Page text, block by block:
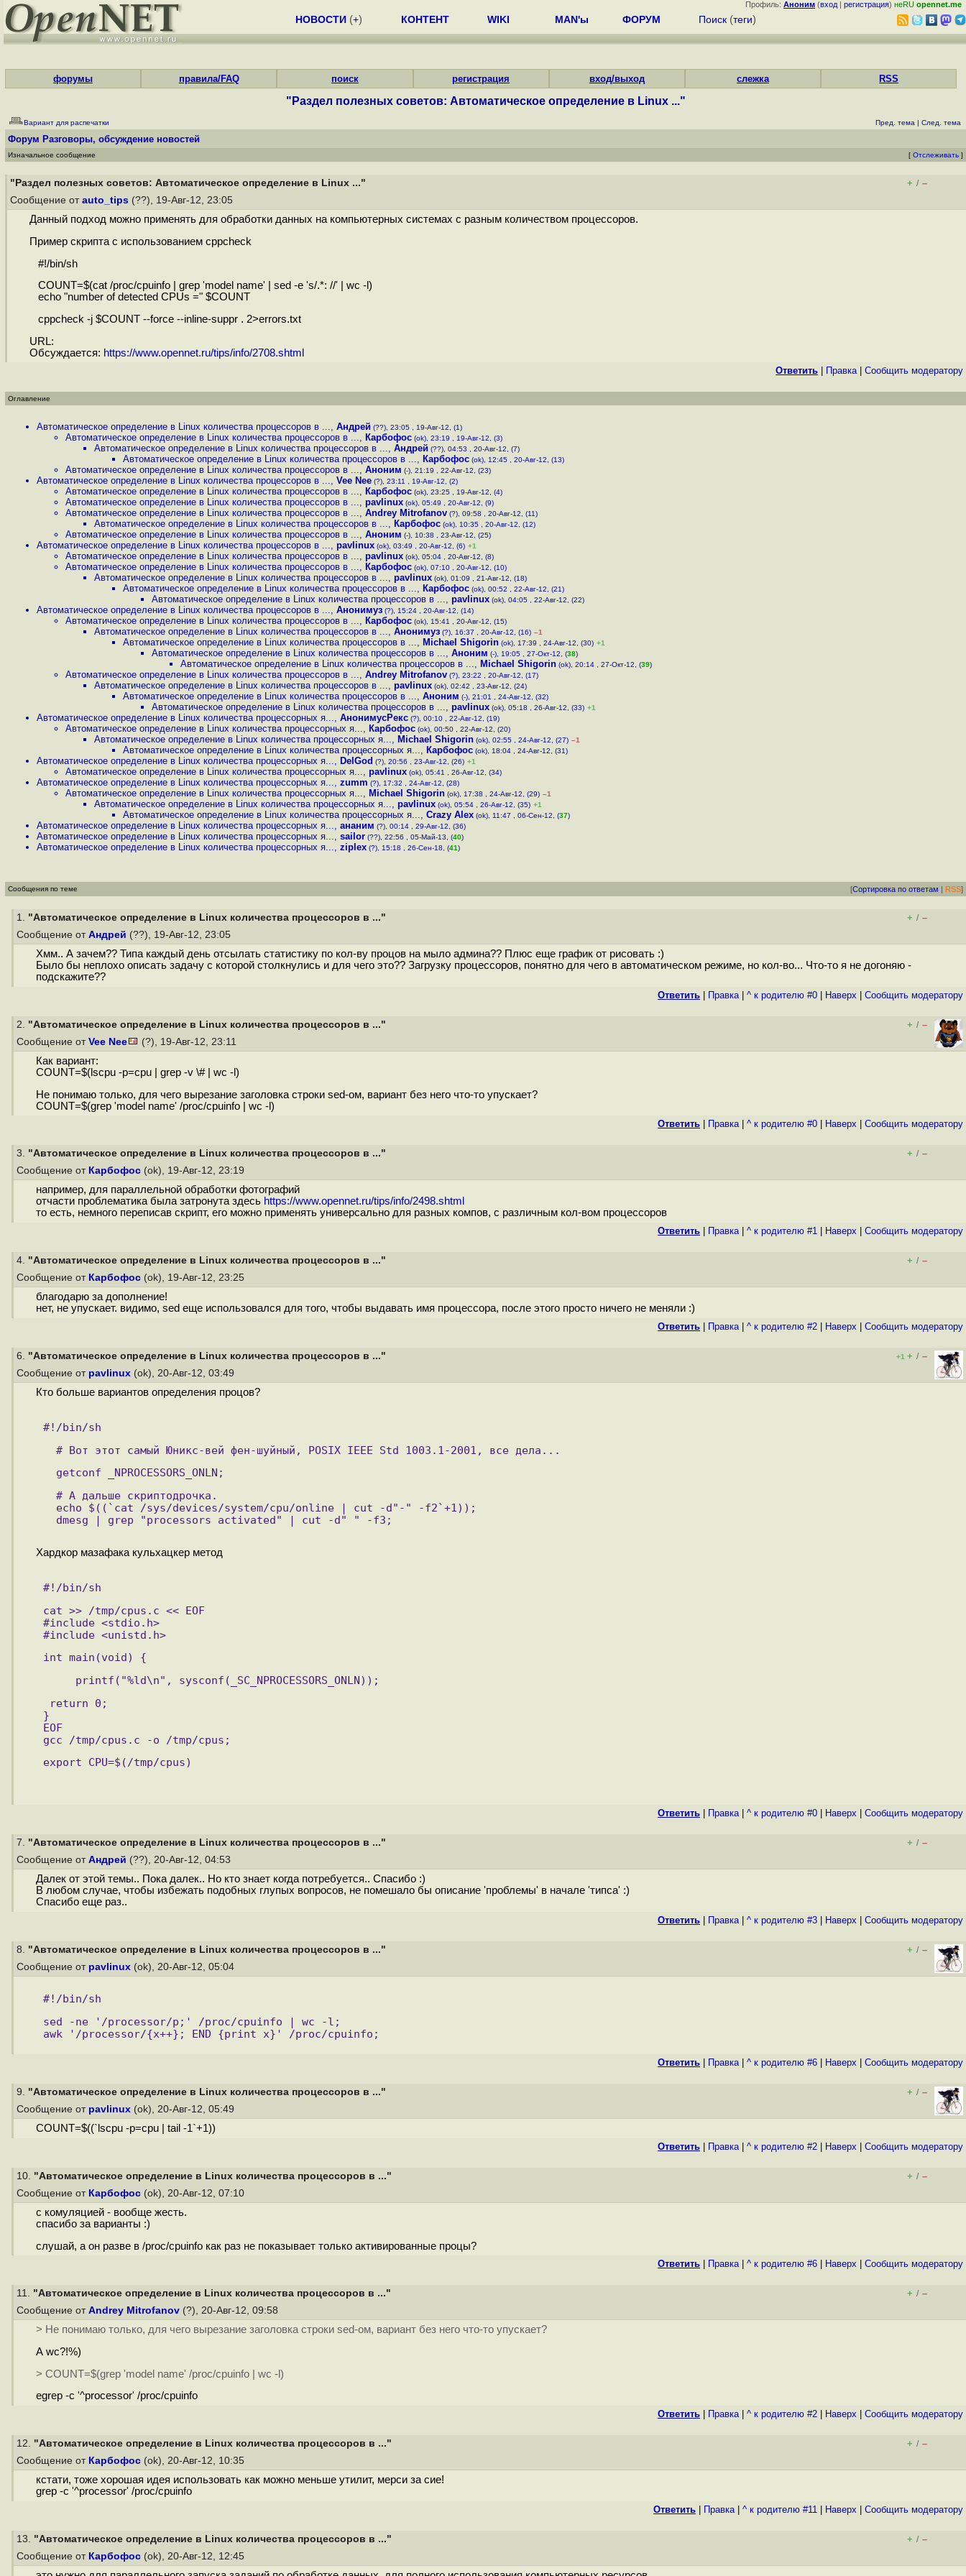
Профиль: Аноним (вход | регистрация) неRU opennet.me
НОВОСТИ (+) КОНТЕНТ WIKI MAN'ы ФОРУМ Поиск (теги)
форумы правила/FAQ поиск регистрация вход/выход слежка RSS
"Раздел полезных советов: Автоматическое определение в Linux ..."
Вариант для распечатки Пред. тема | След. тема
Форум Разговоры, обсуждение новостей
Изначальное сообщение [ Отслеживать ]
"Раздел полезных советов: Автоматическое определение в Linux ..." + / –
Сообщение от auto_tips (??), 19-Авг-12, 23:05
Данный подход можно применять для обработки данных на компьютерных системах с разным количеством процессоров.
Пример скрипта с использованием cppcheck
#!/bin/sh
COUNT=$(cat /proc/cpuinfo | grep 'model name' | sed -e 's/.*: //' | wc -l)
echo "number of detected CPUs =" $COUNT
cppcheck -j $COUNT --force --inline-suppr . 2>errors.txt
URL:
Обсуждается: https://www.opennet.ru/tips/info/2708.shtml
Ответить Правка| Cообщить модератору
Оглавление
Автоматическое определение в Linux количества процессоров в ..., Андрей (??), 23:05 , 19-Авг-12, (1)
Автоматическое определение в Linux количества процессоров в ..., Карбофос (ok), 23:19 , 19-Авг-12, (3)
Автоматическое определение в Linux количества процессоров в ..., Андрей (??), 04:53 , 20-Авг-12, (7)
Автоматическое определение в Linux количества процессоров в ..., Карбофос (ok), 12:45 , 20-Авг-12, (13)
Автоматическое определение в Linux количества процессоров в ..., Аноним (-), 21:19 , 22-Авг-12, (23)
Автоматическое определение в Linux количества процессоров в ..., Vee Nee (?), 23:11 , 19-Авг-12, (2)
Автоматическое определение в Linux количества процессоров в ..., Карбофос (ok), 23:25 , 19-Авг-12, (4)
Автоматическое определение в Linux количества процессоров в ..., pavlinux (ok), 05:49 , 20-Авг-12, (9)
Автоматическое определение в Linux количества процессоров в ..., Andrey Mitrofanov (?), 09:58 , 20-Авг-12, (11)
Автоматическое определение в Linux количества процессоров в ..., Карбофос (ok), 10:35 , 20-Авг-12, (12)
Автоматическое определение в Linux количества процессоров в ..., Аноним (-), 10:38 , 23-Авг-12, (25)
Автоматическое определение в Linux количества процессоров в ..., pavlinux (ok), 03:49 , 20-Авг-12, (6) +1
Автоматическое определение в Linux количества процессоров в ..., pavlinux (ok), 05:04 , 20-Авг-12, (8)
Автоматическое определение в Linux количества процессоров в ..., Карбофос (ok), 07:10 , 20-Авг-12, (10)
Автоматическое определение в Linux количества процессоров в ..., pavlinux (ok), 01:09 , 21-Авг-12, (18)
Автоматическое определение в Linux количества процессоров в ..., Карбофос (ok), 00:52 , 22-Авг-12, (21)
Автоматическое определение в Linux количества процессоров в ..., pavlinux (ok), 04:05 , 22-Авг-12, (22)
Автоматическое определение в Linux количества процессоров в ..., Анонимуз (?), 15:24 , 20-Авг-12, (14)
Автоматическое определение в Linux количества процессоров в ..., Карбофос (ok), 15:41 , 20-Авг-12, (15)
Автоматическое определение в Linux количества процессоров в ..., Анонимуз (?), 16:37 , 20-Авг-12, (16) –1
Автоматическое определение в Linux количества процессоров в ..., Michael Shigorin (ok), 17:39 , 24-Авг-12, (30) +1
Автоматическое определение в Linux количества процессоров в ..., Аноним (-), 19:05 , 27-Окт-12, (38)
Автоматическое определение в Linux количества процессоров в ..., Michael Shigorin (ok), 20:14 , 27-Окт-12, (39)
Автоматическое определение в Linux количества процессоров в ..., Andrey Mitrofanov (?), 23:22 , 20-Авг-12, (17)
Автоматическое определение в Linux количества процессоров в ..., pavlinux (ok), 02:42 , 23-Авг-12, (24)
Автоматическое определение в Linux количества процессоров в ..., Аноним (-), 21:01 , 24-Авг-12, (32)
Автоматическое определение в Linux количества процессоров в ..., pavlinux (ok), 05:18 , 26-Авг-12, (33) +1
Автоматическое определение в Linux количества процессорных я..., АнонимусРекс (?), 00:10 , 22-Авг-12, (19)
Автоматическое определение в Linux количества процессорных я..., Карбофос (ok), 00:50 , 22-Авг-12, (20)
Автоматическое определение в Linux количества процессорных я..., Michael Shigorin (ok), 02:55 , 24-Авг-12, (27) –1
Автоматическое определение в Linux количества процессорных я..., Карбофос (ok), 18:04 , 24-Авг-12, (31)
Автоматическое определение в Linux количества процессорных я..., DelGod (?), 20:56 , 23-Авг-12, (26) +1
Автоматическое определение в Linux количества процессорных я..., pavlinux (ok), 05:41 , 26-Авг-12, (34)
Автоматическое определение в Linux количества процессорных я..., zumm (?), 17:32 , 24-Авг-12, (28)
Автоматическое определение в Linux количества процессорных я..., Michael Shigorin (ok), 17:38 , 24-Авг-12, (29) –1
Автоматическое определение в Linux количества процессорных я..., pavlinux (ok), 05:54 , 26-Авг-12, (35) +1
Автоматическое определение в Linux количества процессорных я..., Crazy Alex (ok), 11:47 , 06-Сен-12, (37)
Автоматическое определение в Linux количества процессорных я..., ананим (?), 00:14 , 29-Авг-12, (36)
Автоматическое определение в Linux количества процессорных я..., sailor (??), 22:56 , 05-Май-13, (40)
Автоматическое определение в Linux количества процессорных я..., ziplex (?), 15:18 , 26-Сен-18, (41)
Сообщения по теме [Сортировка по ответам | RSS]
1. "Автоматическое определение в Linux количества процессоров в ..." + / –
Сообщение от Андрей (??), 19-Авг-12, 23:05
Хмм.. А зачем?? Типа каждый день отсылать статистику по кол-ву процов на мыло админа?? Плюс еще график от рисовать :)
Было бы неплохо описать задачу с которой столкнулись и для чего это?? Загрузку процессоров, понятно для чего в автоматическом режиме, но кол-во... Что-то я не догоняю -
подскажите??
Ответить Правка| ^ к родителю #0 Наверх Cообщить модератору
2. "Автоматическое определение в Linux количества процессоров в ..." + / –
Сообщение от Vee Nee (?), 19-Авг-12, 23:11
Как вариант:
COUNT=$(lscpu -p=cpu | grep -v \# | wc -l)
Не понимаю только, для чего вырезание заголовка строки sed-ом, вариант без него что-то упускает?
COUNT=$(grep 'model name' /proc/cpuinfo | wc -l)
Ответить Правка| ^ к родителю #0 Наверх Cообщить модератору
3. "Автоматическое определение в Linux количества процессоров в ..." + / –
Сообщение от Карбофос (ok), 19-Авг-12, 23:19
например, для параллельной обработки фотографий
отчасти проблематика была затронута здесь https://www.opennet.ru/tips/info/2498.shtml
то есть, немного переписав скрипт, его можно применять универсально для разных компов, с различным кол-вом процессоров
Ответить Правка| ^ к родителю #1 Наверх Cообщить модератору
4. "Автоматическое определение в Linux количества процессоров в ..." + / –
Сообщение от Карбофос (ok), 19-Авг-12, 23:25
благодарю за дополнение!
нет, не упускает. видимо, sed еще использовался для того, чтобы выдавать имя процессора, после этого просто ничего не меняли :)
Ответить Правка| ^ к родителю #2 Наверх Cообщить модератору
6. "Автоматическое определение в Linux количества процессоров в ..." +1 + / –
Сообщение от pavlinux (ok), 20-Авг-12, 03:49
Кто больше вариантов определения процов?
#!/bin/sh
# Вот этот самый Юникс-вей фен-шуйный, POSIX IEEE Std 1003.1-2001, все дела...
getconf _NPROCESSORS_ONLN;
# А дальше скриптодрочка.
echo $((`cat /sys/devices/system/cpu/online | cut -d"-" -f2`+1));
dmesg | grep "processors activated" | cut -d" " -f3;
Хардкор мазафака кульхацкер метод
#!/bin/sh
cat >> /tmp/cpus.c << EOF
#include <stdio.h>
#include <unistd.h>
int main(void) {
printf("%ld\n", sysconf(_SC_NPROCESSORS_ONLN));
return 0;
}
EOF
gcc /tmp/cpus.c -o /tmp/cpus;
export CPU=$(/tmp/cpus)
Ответить Правка| ^ к родителю #0 Наверх Cообщить модератору
7. "Автоматическое определение в Linux количества процессоров в ..." + / –
Сообщение от Андрей (??), 20-Авг-12, 04:53
Далек от этой темы.. Пока далек.. Но кто знает когда потребуется.. Спасибо :)
В любом случае, чтобы избежать подобных глупых вопросов, не помешало бы описание 'проблемы' в начале 'типса' :)
Спасибо еще раз..
Ответить Правка| ^ к родителю #3 Наверх Cообщить модератору
8. "Автоматическое определение в Linux количества процессоров в ..." + / –
Сообщение от pavlinux (ok), 20-Авг-12, 05:04
#!/bin/sh
sed -ne '/processor/p;' /proc/cpuinfo | wc -l;
awk '/processor/{x++}; END {print x}' /proc/cpuinfo;
Ответить Правка| ^ к родителю #6 Наверх Cообщить модератору
9. "Автоматическое определение в Linux количества процессоров в ..." + / –
Сообщение от pavlinux (ok), 20-Авг-12, 05:49
COUNT=$((`lscpu -p=cpu | tail -1`+1))
Ответить Правка| ^ к родителю #2 Наверх Cообщить модератору
10. "Автоматическое определение в Linux количества процессоров в ..." + / –
Сообщение от Карбофос (ok), 20-Авг-12, 07:10
с комуляцией - вообще жесть.
спасибо за варианты :)
слушай, а он разве в /proc/cpuinfo как раз не показывает только активированные процы?
Ответить Правка| ^ к родителю #6 Наверх Cообщить модератору
11. "Автоматическое определение в Linux количества процессоров в ..." + / –
Сообщение от Andrey Mitrofanov (?), 20-Авг-12, 09:58
> Не понимаю только, для чего вырезание заголовка строки sed-ом, вариант без него что-то упускает?
А wc?!%)
> COUNT=$(grep 'model name' /proc/cpuinfo | wc -l)
egrep -c '^processor' /proc/cpuinfo
Ответить Правка| ^ к родителю #2 Наверх Cообщить модератору
12. "Автоматическое определение в Linux количества процессоров в ..." + / –
Сообщение от Карбофос (ok), 20-Авг-12, 10:35
кстати, тоже хорошая идея использовать как можно меньше утилит, мерси за сие!
grep -c '^processor' /proc/cpuinfo
Ответить Правка| ^ к родителю #11 Наверх Cообщить модератору
13. "Автоматическое определение в Linux количества процессоров в ..." + / –
Сообщение от Карбофос (ok), 20-Авг-12, 12:45